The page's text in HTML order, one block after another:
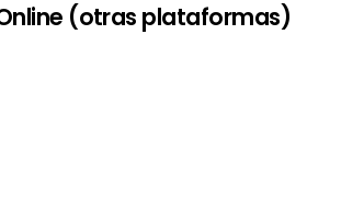
(otras plataformas)